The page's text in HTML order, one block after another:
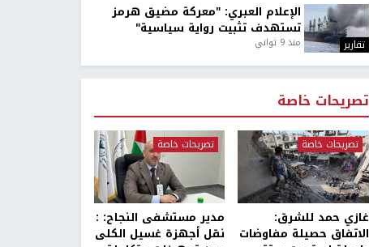
تقارير
الإعلام العبري: "معركة مضيق هرمز
تستهدف تثبيت رواية سياسية"
منذ 9 ثواني
تصريحات خاصة
تصريحات خاصة
غازي حمد للشرق:
الاتفاق حصيلة مفاوضات
تصريحات خاصة
مدير مستشفى النجاح: :
نقل أجهزة غسيل الكلى